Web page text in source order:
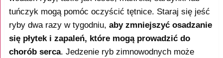
tuńczyk mogą pomóc oczyścić tętnice. Staraj się jeść
ryby dwa razy w tygodniu, aby zmniejszyć osadzanie
się płytek i zapaleń, które mogą prowadzić do
chorób serca. Jedzenie ryb zimnowodnych może